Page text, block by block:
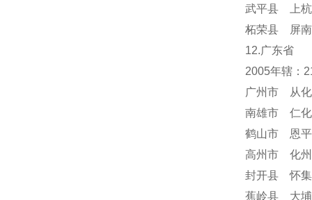
武平县 上
柘荣县 屏
12.广东省
2005年辖：
广州市 从
南雄市 仁
鹤山市 恩
高州市 化
封开县 怀
蕉岭县 大